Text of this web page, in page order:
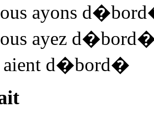
ayons d�bord
ayez d�bord
aient d�bord�